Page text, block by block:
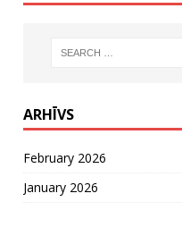
ARHĪVS
February 2026
January 2026